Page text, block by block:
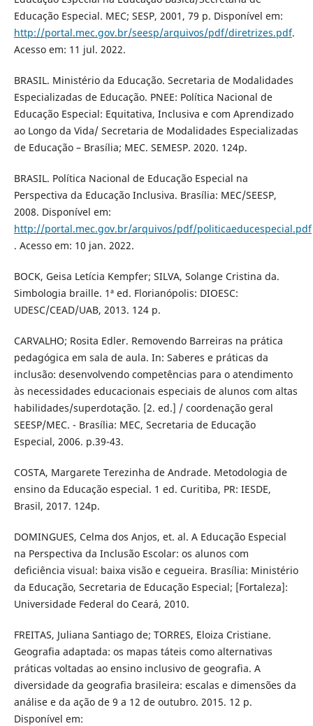
Educação Especial. MEC; SESP, 2001, 79 p. Disponível em:
http://portal.mec.gov.br/seesp/arquivos/pdf/diretrizes.pdf.
Acesso em: 11 jul. 2022.
BRASIL. Ministério da Educação. Secretaria de Modalidades
Especializadas de Educação. PNEE: Política Nacional de
Educação Especial: Equitativa, Inclusiva e com Aprendizado
ao Longo da Vida/ Secretaria de Modalidades Especializadas
de Educação – Brasília; MEC. SEMESP. 2020. 124p.
BRASIL. Política Nacional de Educação Especial na
Perspectiva da Educação Inclusiva. Brasília: MEC/SEESP,
2008. Disponível em:
http://portal.mec.gov.br/arquivos/pdf/politicaeducespecial.pdf
. Acesso em: 10 jan. 2022.
BOCK, Geisa Letícia Kempfer; SILVA, Solange Cristina da.
Simbologia braille. 1ª ed. Florianópolis: DIOESC:
UDESC/CEAD/UAB, 2013. 124 p.
CARVALHO; Rosita Edler. Removendo Barreiras na prática
pedagógica em sala de aula. In: Saberes e práticas da
inclusão: desenvolvendo competências para o atendimento
às necessidades educacionais especiais de alunos com altas
habilidades/superdotação. [2. ed.] / coordenação geral
SEESP/MEC. - Brasília: MEC, Secretaria de Educação
Especial, 2006. p.39-43.
COSTA, Margarete Terezinha de Andrade. Metodologia de
ensino da Educação especial. 1 ed. Curitiba, PR: IESDE,
Brasil, 2017. 124p.
DOMINGUES, Celma dos Anjos, et. al. A Educação Especial
na Perspectiva da Inclusão Escolar: os alunos com
deficiência visual: baixa visão e cegueira. Brasília: Ministério
da Educação, Secretaria de Educação Especial; [Fortaleza]:
Universidade Federal do Ceará, 2010.
FREITAS, Juliana Santiago de; TORRES, Eloiza Cristiane.
Geografia adaptada: os mapas táteis como alternativas
práticas voltadas ao ensino inclusivo de geografia. A
diversidade da geografia brasileira: escalas e dimensões da
análise e da ação de 9 a 12 de outubro. 2015. 12 p.
Disponível em: